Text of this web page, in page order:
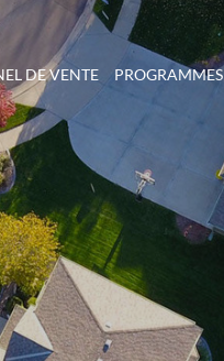
DE VENTE PROGRAMMES